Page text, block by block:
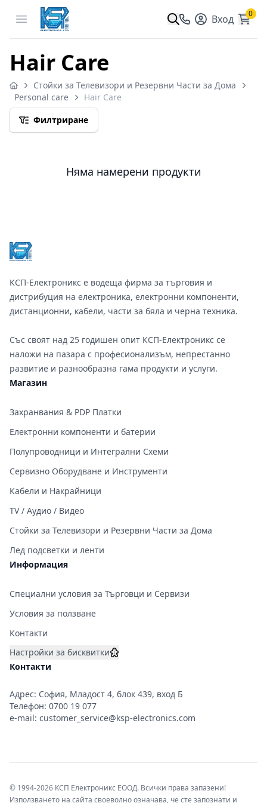
Open menu Вход 0
Hair Care
Стойки за Телевизори и Резервни Части за Дома
Personal care
Hair Care
Филтриране
Няма намерени продукти
КСП-Електроникс е водеща фирма за търговия и
дистрибуция на електроника, електронни компоненти,
дистанционни, кабели, части за бяла и черна техника.
Със своят над 25 годишен опит КСП-Електроникс се
наложи на пазара с професионализъм, непрестанно
развитие и разнообразна гама продукти и услуги.
Магазин
Захранвания & PDP Платки
Електронни компоненти и батерии
Полупроводници и Интегрални Схеми
Сервизно Оборудване и Инструменти
Кабели и Накрайници
TV / Аудио / Видео
Стойки за Телевизори и Резервни Части за Дома
Лед подсветки и ленти
Информация
Специални условия за Търговци и Сервизи
Условия за ползване
Контакти
Настройки за бисквитки
Контакти
Адрес: София, Младост 4, блок 439, вход Б
Телефон: 0700 19 077
e-mail: customer_service@ksp-electronics.com
© 1994-2026 КСП Електроникс ЕООД. Всички права запазени!
Използването на сайта своеволно означава, че сте запознати и